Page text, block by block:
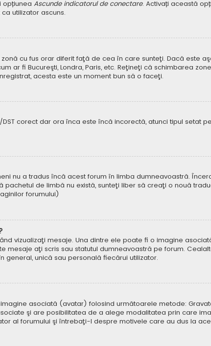
opțiunea Ascunde indicatorul de conectare. Activați această
utilizator ascuns.
cu fus orar diferit faţă de cea în care sunteţi. Dacă este
ar fi Bucureşti, Londra, Paris, etc. Reţineţi că schimbarea
acesta este un moment bun să o faceţi.
corect dar ora înca este încă incorectă, atunci tipul setat
nu a tradus încă acest forum în limba dumneavoastră.
de limbă nu există, sunteţi liber să creaţi o nouă
forumului)
vizualizaţi mesaje. Una dintre ele poate fi o imagine
mesaje aţi scris sau statutul dumneavoastră pe forum.
unică sau personală fiecărui utilizator.
asociată (avatar) folosind următoarele metode:
şi are posibilitatea de a alege modalitatea prin care
al forumului şi întrebaţi-l despre motivele care au dus la